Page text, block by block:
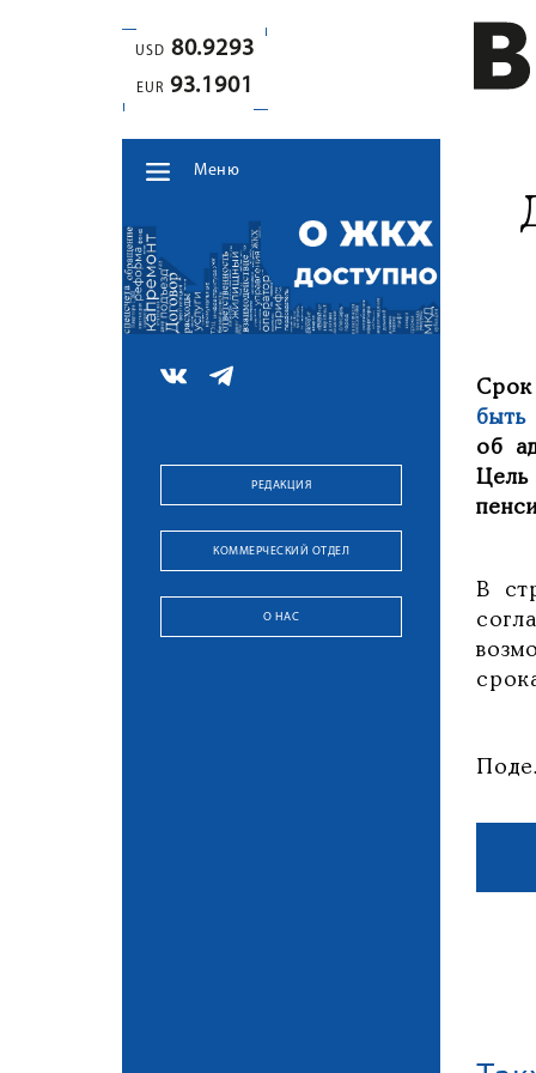
USD 80.9293
EUR 93.1901
Меню
РЕДАКЦИЯ
КОММЕРЧЕСКИЙ ОТДЕЛ
О НАС
Срок
быть
об
В